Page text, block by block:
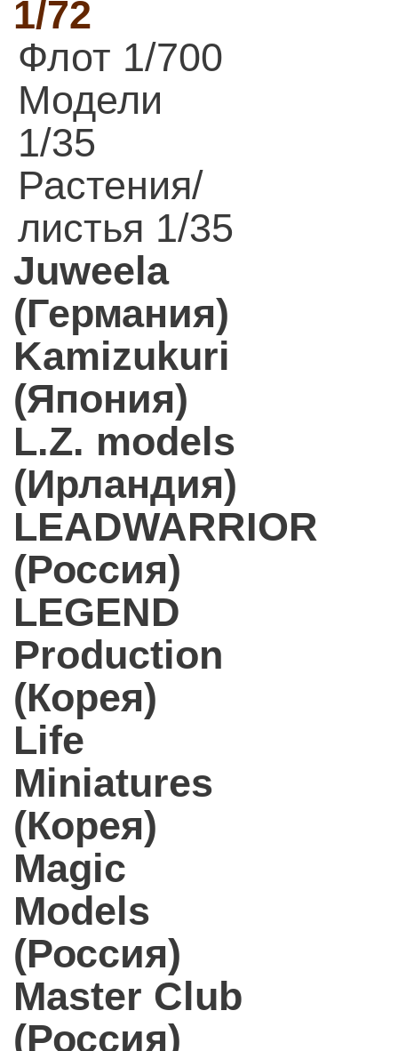
1/72
Флот 1/700
Модели
1/35
Растения/
листья 1/35
Juweela
(Германия)
Kamizukuri
(Япония)
L.Z. models
(Ирландия)
LEADWARRIOR
(Россия)
LEGEND
Production
(Корея)
Life
Miniatures
(Корея)
Magic
Models
(Россия)
Master Club
(Россия)